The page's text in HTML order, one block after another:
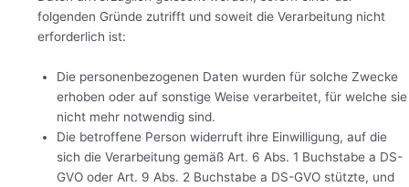
folgenden Gründe zutrifft und soweit die Verarbeitung nicht
erforderlich ist:
Die personenbezogenen Daten wurden für solche Zwecke
erhoben oder auf sonstige Weise verarbeitet, für welche sie
nicht mehr notwendig sind.
Die betroffene Person widerruft ihre Einwilligung, auf die
sich die Verarbeitung gemäß Art. 6 Abs. 1 Buchstabe a DS-
GVO oder Art. 9 Abs. 2 Buchstabe a DS-GVO stützte, und